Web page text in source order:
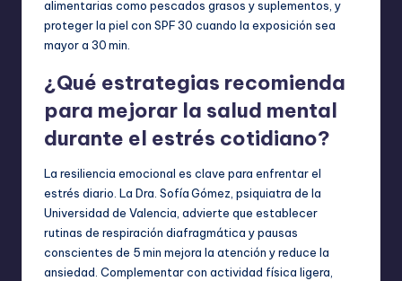
alimentarias como pescados grasos y suplementos, y
proteger la piel con SPF 30 cuando la exposición sea
mayor a 30 min.
¿Qué estrategias recomienda
para mejorar la salud mental
durante el estrés cotidiano?
La resiliencia emocional es clave para enfrentar el
estrés diario. La Dra. Sofía Gómez, psiquiatra de la
Universidad de Valencia, advierte que establecer
rutinas de respiración diafragmática y pausas
conscientes de 5 min mejora la atención y reduce la
ansiedad. Complementar con actividad física ligera,